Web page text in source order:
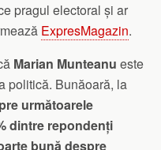
pragul electoral și ar
ExpresMagazin.
Marian Munteanu este
politică. Bunăoară, la
următoarele
dintre repondenți
bună despre